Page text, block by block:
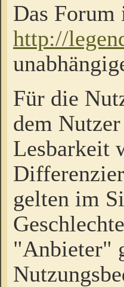
Das Forum
http://
Für die
dem
Lesbarkeit
gelten im
"Anbieter"